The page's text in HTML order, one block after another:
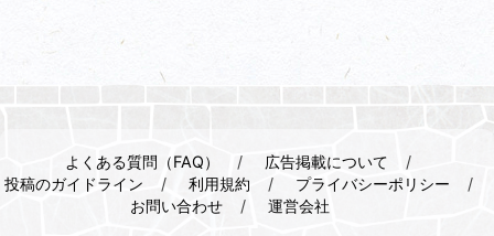
よくある質問（FAQ）
広告掲載について
投稿のガイドライン
利用規約
プライバシーポリシー
お問い合わせ
運営会社